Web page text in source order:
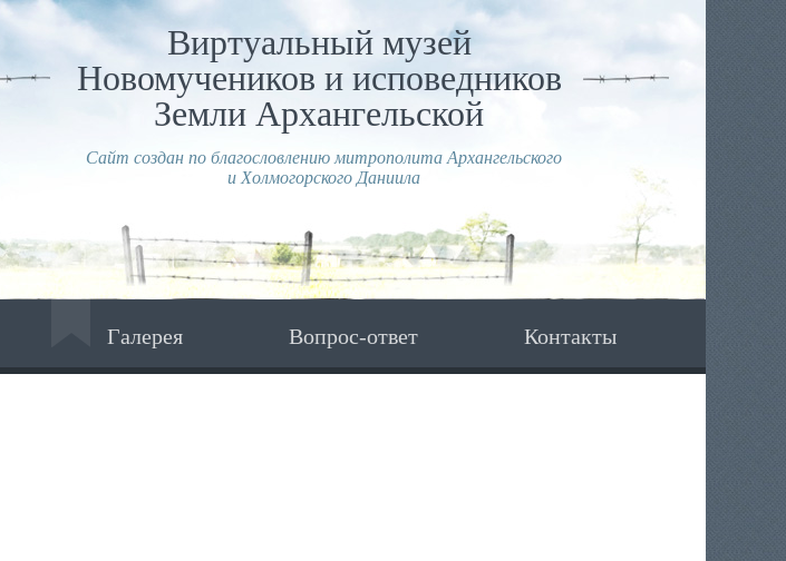
Виртуальный музей
Новомучеников и исповедников
Земли Архангельской
Сайт создан по благословлению митрополита Архангельского
и Холмогорского Даниила
Галерея Вопрос-ответ Контакты